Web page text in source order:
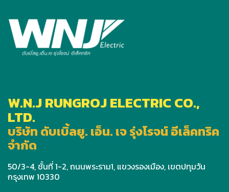
W.N.J RUNGROJ ELECTRIC CO.,
LTD.
บริษัท ดับเบิ้ลยู. เอ็น. เจ รุ่งโรจน์ อีเล็คทริค
จำกัด
50/3-4, ชั้นที่ 1-2, ถนนพระราม1, แขวงรองเมือง, เขตปทุมวัน
กรุงเทพ 10330